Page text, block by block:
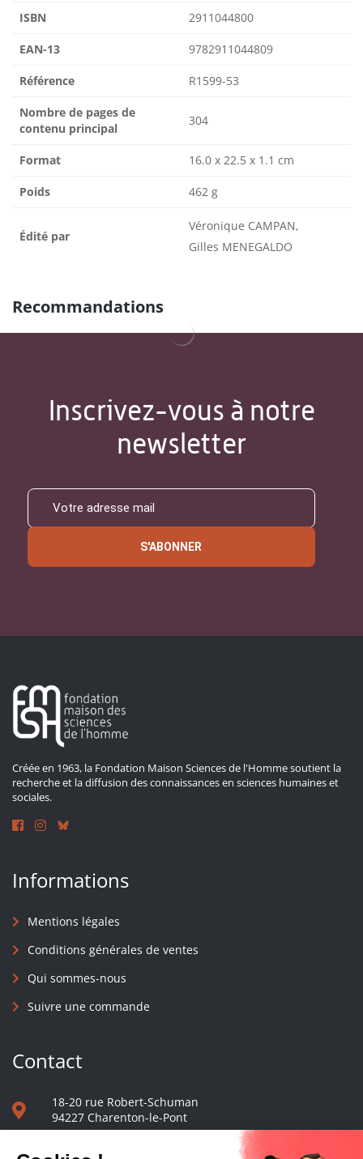
ISBN 2911044800
EAN-13 9782911044809
Référence R1599-53
Nombre de pages de
contenu principal
304
Format 16.0 x 22.5 x 1.1 cm
Poids 462 g
Édité par
Véronique CAMPAN,
Gilles MENEGALDO
Recommandations
Inscrivez-vous à notre
newsletter
S'ABONNER
Créée en 1963, la Fondation Maison Sciences de l'Homme soutient la
recherche et la diffusion des connaissances en sciences humaines et
sociales.
Informations
Mentions légales
Conditions générales de ventes
Qui sommes-nous
Suivre une commande
Contact
18-20 rue Robert-Schuman
94227 Charenton-le-Pont